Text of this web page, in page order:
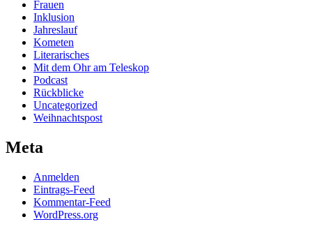
Frauen
Inklusion
Jahreslauf
Kometen
Literarisches
Mit dem Ohr am Teleskop
Podcast
Rückblicke
Uncategorized
Weihnachtspost
Meta
Anmelden
Eintrags-Feed
Kommentar-Feed
WordPress.org